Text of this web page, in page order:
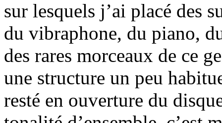
sur lesquels j’ai placé des
du vibraphone, du piano,
des rares morceaux de ce
une structure un peu
resté en ouverture du